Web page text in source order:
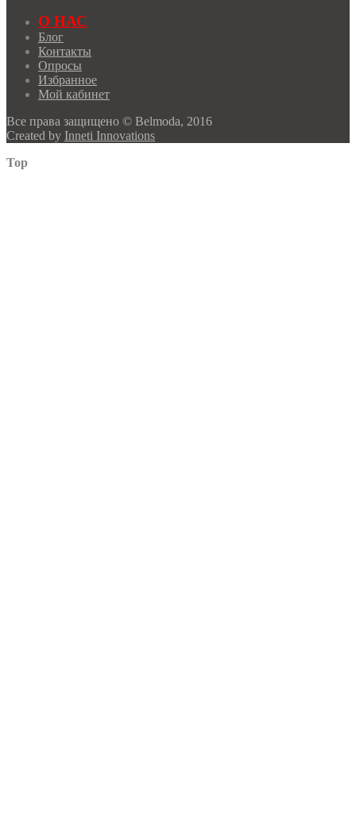
О НАС
Блог
Контакты
Опросы
Избранное
Мой кабинет
Все права защищено © Belmoda, 2016
Created by Inneti Innovations
Top